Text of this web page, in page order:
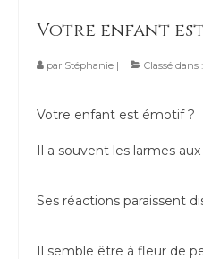
Votre enfant
par Stéphanie | Classé dans :
Votre enfant est émotif ?
Il a souvent les larmes aux
Ses réactions paraissent
Il semble être à fleur de